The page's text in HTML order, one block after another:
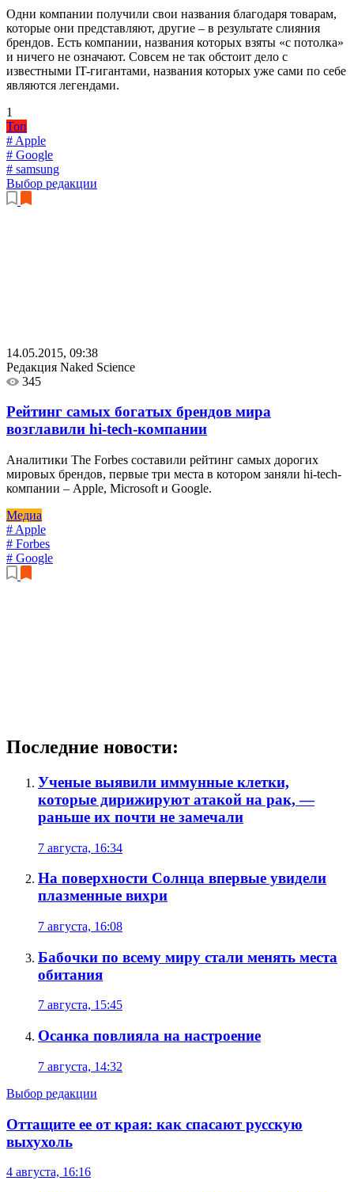
Одни компании получили свои названия благодаря товарам,
которые они представляют, другие – в результате слияния
брендов. Есть компании, названия которых взяты «с потолка»
и ничего не означают. Совсем не так обстоит дело с
известными IT-гигантами, названия которых уже сами по себе
являются легендами.
1
Топ
# Apple
# Google
# samsung
Выбор редакции
14.05.2015, 09:38
Редакция Naked Science
345
Рейтинг самых богатых брендов мира
возглавили hi-tech-компании
Аналитики The Forbes составили рейтинг самых дорогих
мировых брендов, первые три места в котором заняли hi-tech-
компании – Apple, Microsoft и Google.
Медиа
# Apple
# Forbes
# Google
Последние новости:
Ученые выявили иммунные клетки,
которые дирижируют атакой на рак, —
раньше их почти не замечали
7 августа, 16:34
На поверхности Солнца впервые увидели
плазменные вихри
7 августа, 16:08
Бабочки по всему миру стали менять места
обитания
7 августа, 15:45
Осанка повлияла на настроение
7 августа, 14:32
Выбор редакции
Оттащите ее от края: как спасают русскую
выхухоль
4 августа, 16:16